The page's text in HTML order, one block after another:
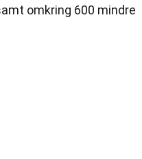
omkring 600 mindre